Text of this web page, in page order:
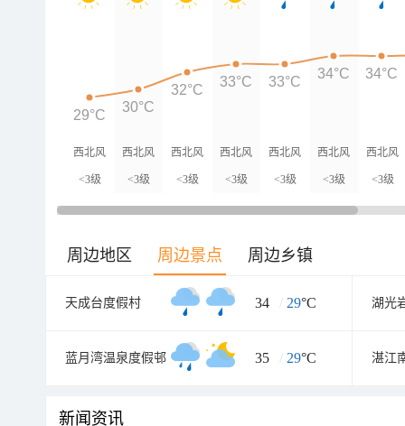
西北风
<3级
西北风
<3级
西北风
<3级
西北风
<3级
西北风
<3级
西北风
<3级
西北风
<3级
29°C
30°C
32°C
33°C 33°C
34°C 34°C
周边地区 周边景点 周边乡镇
天成台度假村 34 / 29°C 湖光
蓝月湾温泉度假邨 35 / 29°C
新闻资讯